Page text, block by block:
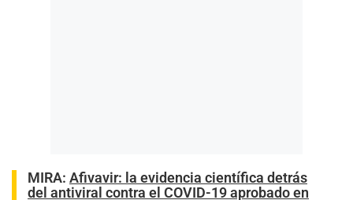
MIRA: Afivavir: la evidencia científica detrás
del antiviral contra el COVID-19 aprobado en